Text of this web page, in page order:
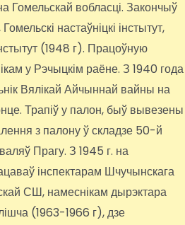
Гомельскай вобласці. Закончыў
настаўніцкі інстытут,
(1948 г). Працоўную
у Рэчыцкім раёне. З 1940 года
Вялікай Айчыннай вайны на
Трапіў у палон, быў вывезены
з палону ў складзе 50-й
Прагу. З 1945 г. на
інспектарам Шчучынскага
СШ, намеснікам дырэктара
(1963-1966 г), дзе